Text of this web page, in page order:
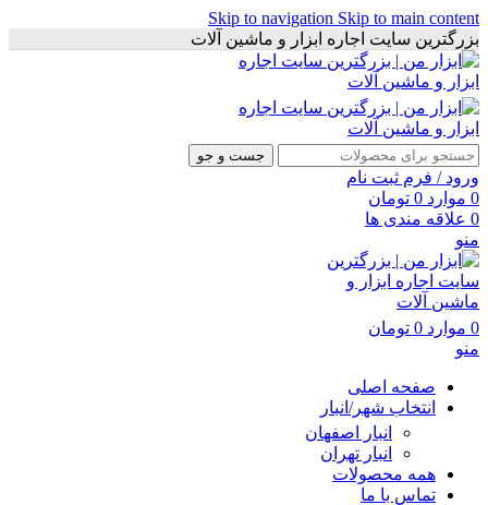
Skip to navigation Skip to main content
بزرگترین سایت اجاره ابزار و ماشین آلات
جست و جو
ورود / فرم ثبت نام
0 موارد 0 تومان
0 علاقه مندی ها
منو
0 موارد 0 تومان
منو
صفحه اصلی
انتخاب شهر/انبار
انبار اصفهان
انبار تهران
همه محصولات
تماس با ما